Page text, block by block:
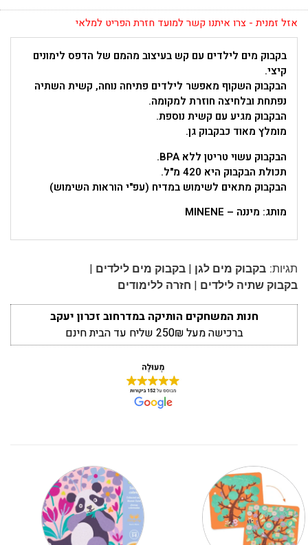
אזל זמנית - צרו איתנו קשר למועד חזרת הפריט למלאי
בקבוק מים לילדים עם קש בעיצוב מהמם של הדפס לימונים
קיצי.
הבקבוק השקוף מאפשר לילדים פתיחה נוחה, קשית השתיה
נפתחת ובלחיצה חוזרת למקומה.
הבקבוק מגיע עם קשית נוספת.
מומלץ מאוד כבקבוק גן.
הבקבוק עשוי טריטן ללא BPA.
תכולת הבקבוק היא 420 מ"ל.
הבקבוק מתאים לשימוש במדיח (עפ"י הוראות השימוש)
מותג: מיננה – MINENE
תגיות: בקבוק מים לגן | בקבוק מים לילדים |
בקבוק שתיה לילדים | חזרה ללימודים
חנות המשחקים הותיקה במדרחוב זכרון יעקב
ברכישה מעל 250₪ שליח עד הבית חינם